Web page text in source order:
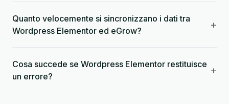
Quanto velocemente si sincronizzano i dati tra
Wordpress Elementor ed eGrow?
+
Cosa succede se Wordpress Elementor restituisce
un errore?
+